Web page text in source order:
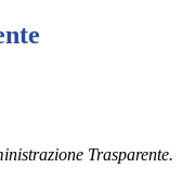
Trasparente.